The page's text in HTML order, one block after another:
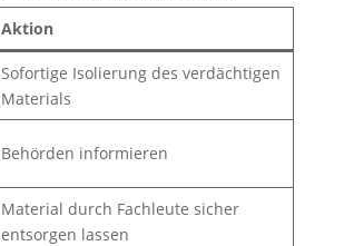
Aktion
Sofortige Isolierung des verdächtigen
Materials
Behörden informieren
Material durch Fachleute sicher
entsorgen lassen